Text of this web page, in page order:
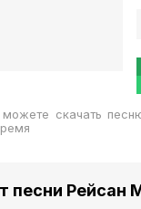
скачать
песни